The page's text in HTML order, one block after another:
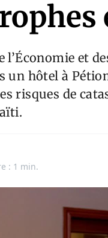
l’Économie et
un hôtel à
risques de
: 1 min.